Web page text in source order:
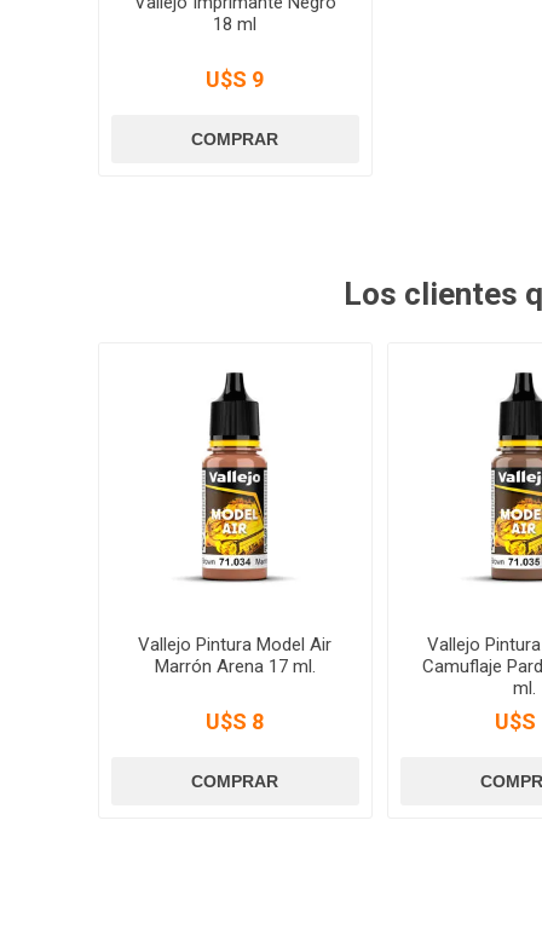
18 ml
U$S 9
Los clientes
Vallejo Pintura Model Air
Marrón Arena 17 ml.
U$S 8
Vallejo
Camuflaje
ml.
U$S